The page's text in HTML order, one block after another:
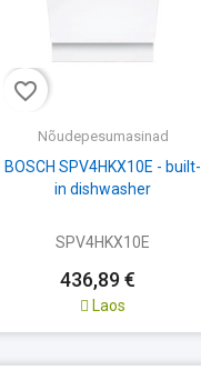
favorite_border
Nõudepesumasinad
BOSCH SPV4HKX10E - built-
in dishwasher
SPV4HKX10E
436,89 €
Laos